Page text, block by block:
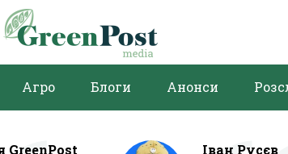
Агро Блоги Анонси
GreenPost Іван Русєв